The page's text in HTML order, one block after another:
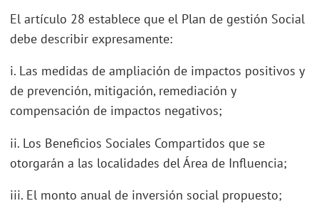
El artículo 28 establece que el Plan de gestión Social
debe describir expresamente:
i. Las medidas de ampliación de impactos positivos y
de prevención, mitigación, remediación y
compensación de impactos negativos;
ii. Los Beneficios Sociales Compartidos que se
otorgarán a las localidades del Área de Influencia;
iii. El monto anual de inversión social propuesto;